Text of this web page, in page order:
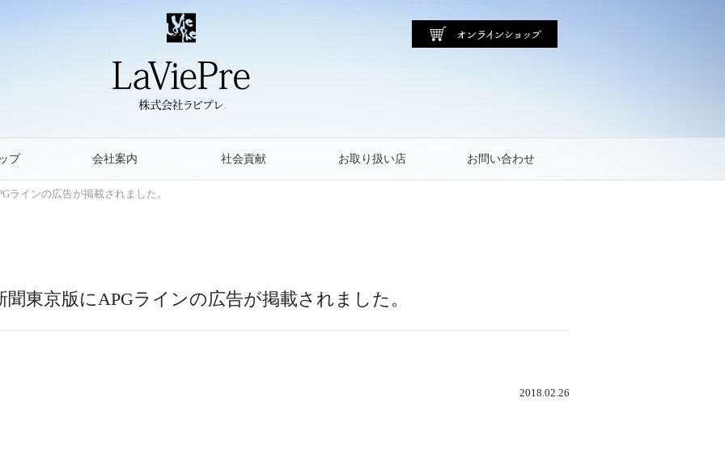
プ 会社案内 社会貢献 お取り扱い店 お問い合わせ
ラインの広告が掲載されました。
聞東京版にAPGラインの広告が掲載されました。
2018.02.26